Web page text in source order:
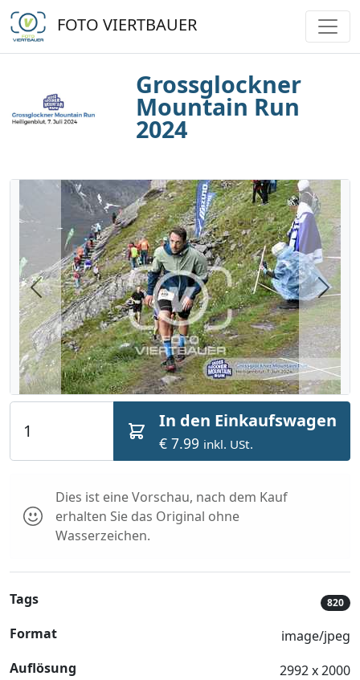
FOTO VIERTBAUER
Grossglockner
Mountain Run
2024
Previous Next
In den Einkaufswagen
€ 7.99 inkl. USt.
Dies ist eine Vorschau, nach dem Kauf
erhalten Sie das Original ohne
Wasserzeichen.
Tags 820
Format
image/jpeg
Auflösung
2992 x 2000